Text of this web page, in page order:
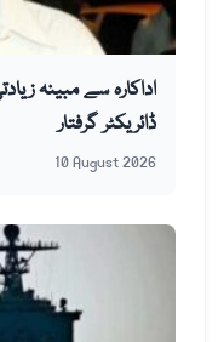
ڈائریکٹر گرفتار
10 August 2026